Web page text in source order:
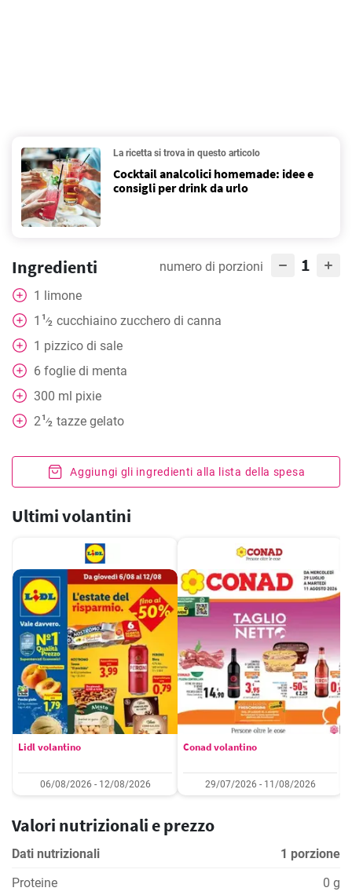
La ricetta si trova in questo articolo
Cocktail analcolici homemade: idee e
consigli per drink da urlo
Ingredienti numero di porzioni 1
1 limone
1 1⁄2 cucchiaino zucchero di canna
1 pizzico di sale
6 foglie di menta
300 ml pixie
21⁄2 tazze gelato
Aggiungi gli ingredienti alla lista della spesa
Ultimi volantini
Lidl volantino
06/08/2026 - 12/08/2026
Conad volantino
29/07/2026 - 11/08/2026
Valori nutrizionali e prezzo
Dati nutrizionali
1 porzione
Proteine
0 g